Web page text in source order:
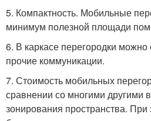
5. Компактность. Мобильные
минимум полезной площади
6. В каркасе перегородки можно
прочие коммуникации.
7. Стоимость мобильных
сравнении со многими другими
зонирования пространства.